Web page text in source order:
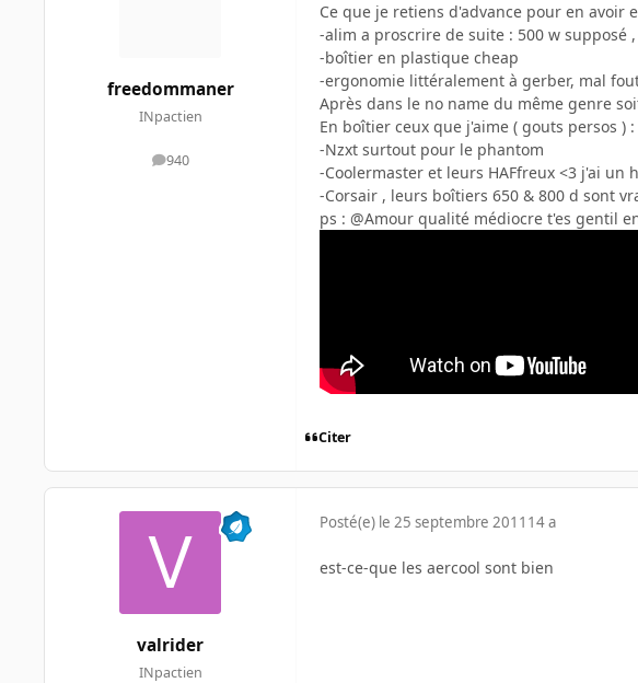
freedommaner
INpactien
940
messages
Ce que je retiens d'advance pour en avoir
-alim a proscrire de suite : 500 w supposé
-boîtier en plastique cheap
-ergonomie littéralement à gerber, mal
Après dans le no name du même genre
En boîtier ceux que j'aime ( gouts persos ) :
-Nzxt surtout pour le phantom
-Coolermaster et leurs HAFfreux <3 j'ai
-Corsair , leurs boîtiers 650 & 800 d sont
ps : @Amour qualité médiocre t'es gentil
Citer
valrider
INpactien
Posté(e) le 25 septembre 2011 14 a
est-ce-que les aercool sont bien